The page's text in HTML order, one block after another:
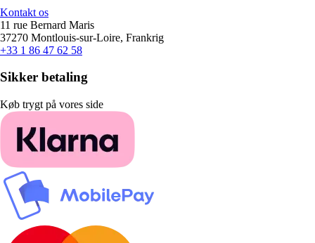
Kontakt os
11 rue Bernard Maris
37270 Montlouis-sur-Loire, Frankrig
+33 1 86 47 62 58
Sikker betaling
Køb trygt på vores side